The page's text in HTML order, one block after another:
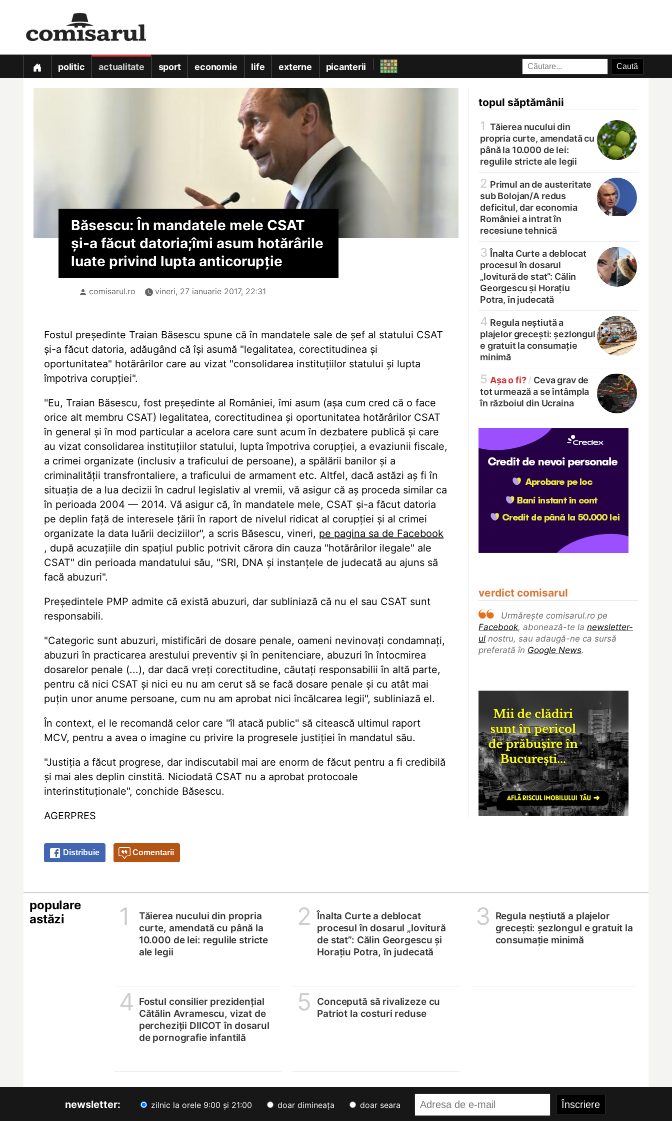
politic actualitate sport economie life externe picanterii
topul săptămânii
1 Tăierea nucului din
propria curte, amendată cu
până la 10.000 de lei:
regulile stricte ale legii
2 Primul an de austeritate
sub Bolojan/A redus
deficitul, dar economia
României a intrat în
recesiune tehnică
3 Înalta Curte a deblocat
procesul în dosarul
„lovitură de stat”: Călin
Georgescu și Horațiu
Potra, în judecată
4 Regula neștiută a
plajelor grecești: șezlongul
e gratuit la consumație
minimă
5 Așa o fi? / Ceva grav de
tot urmează a se întâmpla
în războiul din Ucraina
verdict comisarul
Urmărește comisarul.ro pe
Facebook, abonează-te la newsletter-
ul nostru, sau adaugă-ne ca sursă
preferată în Google News.
Băsescu: În mandatele mele CSAT
și-a făcut datoria;îmi asum hotărârile
luate privind lupta anticorupție
comisarul.ro vineri, 27 ianuarie 2017, 22:31
Fostul președinte Traian Băsescu spune că în mandatele sale de șef al statului CSAT
și-a făcut datoria, adăugând că își asumă "legalitatea, corectitudinea și
oportunitatea" hotărârilor care au vizat "consolidarea instituțiilor statului și lupta
împotriva corupției".
''Eu, Traian Băsescu, fost președinte al României, îmi asum (așa cum cred că o face
orice alt membru CSAT) legalitatea, corectitudinea și oportunitatea hotărârilor CSAT
în general și în mod particular a acelora care sunt acum în dezbatere publică și care
au vizat consolidarea instituțiilor statului, lupta împotriva corupției, a evaziunii fiscale,
a crimei organizate (inclusiv a traficului de persoane), a spălării banilor și a
criminalității transfrontaliere, a traficului de armament etc. Altfel, dacă astăzi aș fi în
situația de a lua decizii în cadrul legislativ al vremii, vă asigur că aș proceda similar ca
în perioada 2004 — 2014. Vă asigur că, în mandatele mele, CSAT și-a făcut datoria
pe deplin față de interesele țării în raport de nivelul ridicat al corupției și al crimei
organizate la data luării deciziilor'', a scris Băsescu, vineri, pe pagina sa de Facebook
, după acuzațiile din spațiul public potrivit cărora din cauza "hotărârilor ilegale" ale
CSAT" din perioada mandatului său, "SRI, DNA și instanțele de judecată au ajuns să
facă abuzuri".
Președintele PMP admite că există abuzuri, dar subliniază că nu el sau CSAT sunt
responsabili.
"Categoric sunt abuzuri, mistificări de dosare penale, oameni nevinovați condamnați,
abuzuri în practicarea arestului preventiv și în penitenciare, abuzuri în întocmirea
dosarelor penale (...), dar dacă vreți corectitudine, căutați responsabilii în altă parte,
pentru că nici CSAT și nici eu nu am cerut să se facă dosare penale și cu atât mai
puțin unor anume persoane, cum nu am aprobat nici încălcarea legii", subliniază el.
În context, el le recomandă celor care ''îl atacă public'' să citească ultimul raport
MCV, pentru a avea o imagine cu privire la progresele justiției în mandatul său.
"Justiția a făcut progrese, dar indiscutabil mai are enorm de făcut pentru a fi credibilă
și mai ales deplin cinstită. Niciodată CSAT nu a aprobat protocoale
interinstituționale", conchide Băsescu.
AGERPRES
Distribuie Comentarii
populare
astăzi
1
Tăierea nucului din propria
curte, amendată cu până la
10.000 de lei: regulile stricte
ale legii
2
Înalta Curte a deblocat
procesul în dosarul „lovitură
de stat”: Călin Georgescu și
Horațiu Potra, în judecată
3
Regula neștiută a plajelor
grecești: șezlongul e gratuit la
consumație minimă
4 Fostul consilier prezidențial
Cătălin Avramescu, vizat de
percheziții DIICOT în dosarul
de pornografie infantilă
5
Concepută să rivalizeze cu
Patriot la costuri reduse
newsletter: zilnic la orele 9:00 și 21:00 doar dimineața doar seara